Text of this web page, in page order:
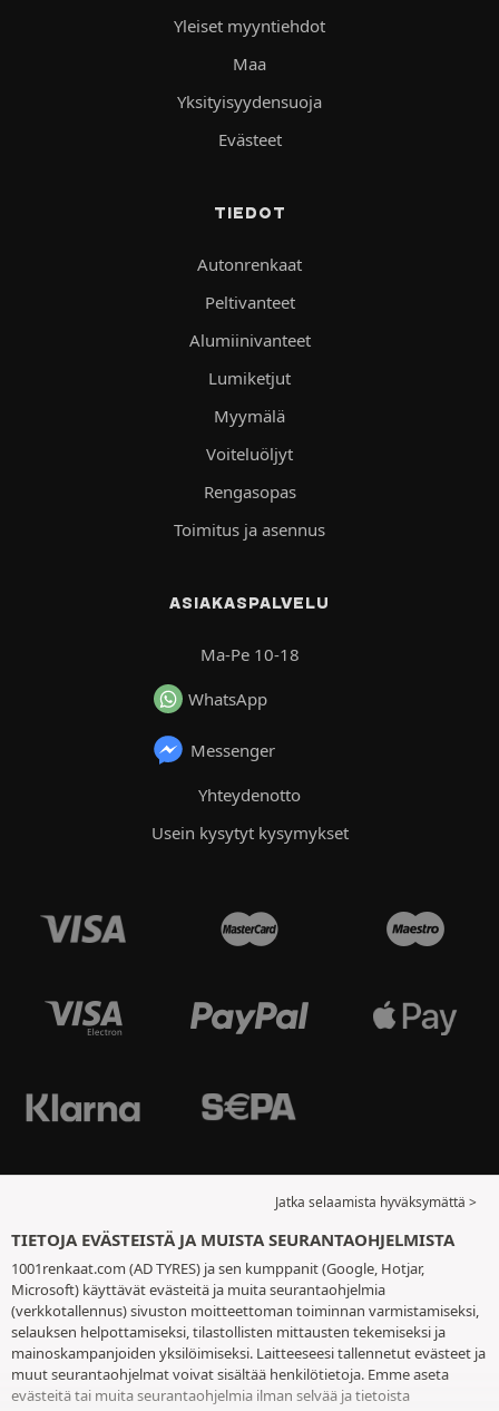
Yleiset myyntiehdot
Maa
Yksityisyydensuoja
Evästeet
TIEDOT
Autonrenkaat
Peltivanteet
Alumiinivanteet
Lumiketjut
Myymälä
Voiteluöljyt
Rengasopas
Toimitus ja asennus
ASIAKASPALVELU
Ma-Pe 10-18
WhatsApp
Messenger
Yhteydenotto
Usein kysytyt kysymykset
Jatka selaamista hyväksymättä >
TIETOJA EVÄSTEISTÄ JA MUISTA SEURANTAOHJELMISTA
1001renkaat.com (AD TYRES) ja sen kumppanit (Google, Hotjar,
Microsoft) käyttävät evästeitä ja muita seurantaohjelmia
(verkkotallennus) sivuston moitteettoman toiminnan varmistamiseksi,
selauksen helpottamiseksi, tilastollisten mittausten tekemiseksi ja
mainoskampanjoiden yksilöimiseksi. Laitteeseesi tallennetut evästeet ja
muut seurantaohjelmat voivat sisältää henkilötietoja. Emme aseta
evästeitä tai muita seurantaohjelmia ilman selvää ja tietoista